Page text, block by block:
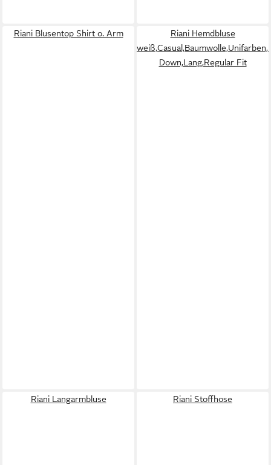
Riani Blusentop Shirt o. Arm
Riani Hemdbluse
Down,Lang,Regular Fit
Riani Langarmbluse Riani Stoffhose